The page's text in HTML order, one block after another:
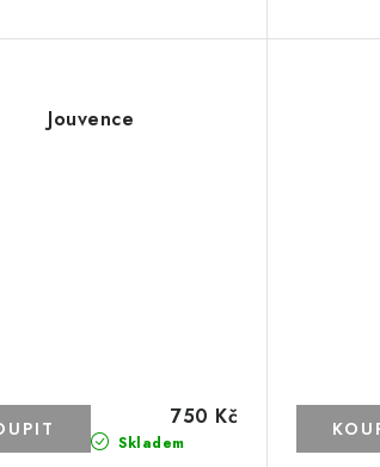
Jouvence
Skladem
750 Kč